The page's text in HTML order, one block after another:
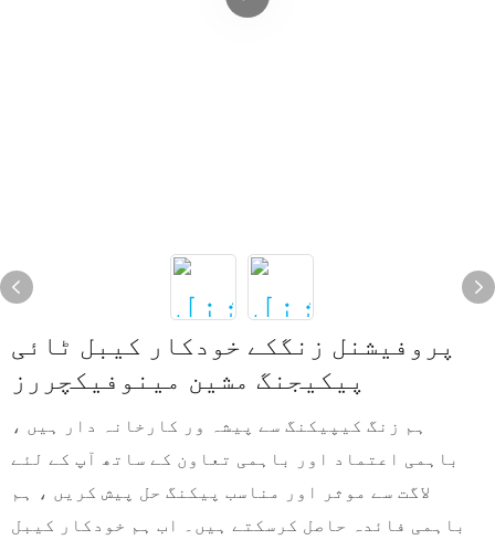
پروفیشنل زنگکے خودکار کیبل ٹائی
پیکیجنگ مشین مینوفیکچررز
ہم زنگ کیپیکنگ سے پیشہ ور کارخانہ دار ہیں ،
باہمی اعتماد اور باہمی تعاون کے ساتھ آپ کے لئے
لاگت سے موثر اور مناسب پیکنگ حل پیش کریں ، ہم
باہمی فائدہ حاصل کرسکتے ہیں۔ اب ہم خودکار کیبل